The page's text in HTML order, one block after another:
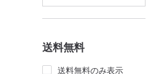
送料無料
送料無料のみ表示